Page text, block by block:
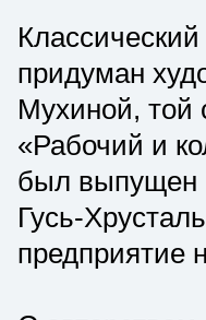
придуман
Мухиной, той
«Рабочий и
был выпущен
Гусь-
предприятие